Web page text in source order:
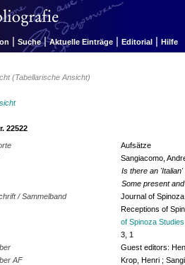
| Suche | Aktuelle Einträge | Editorial | Hilfe
(Tabellarische Ansicht)
22522
Aufsätze
Sangiacomo,
Is there an
Some present
/ Sammelband
Journal of
Receptions of
of Spinoza
3, 1
Guest editors:
AF
Krop, Henri ;